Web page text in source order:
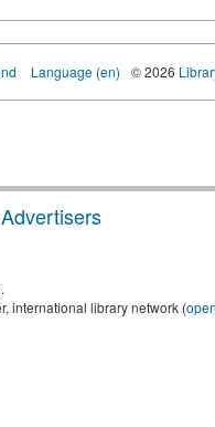
Language (en) © 2026
international library network (